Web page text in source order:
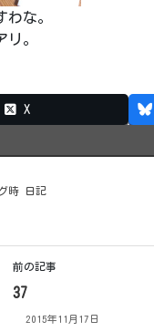
な。
リ。
X
時 日記
前の記事
37
2015年11月17日